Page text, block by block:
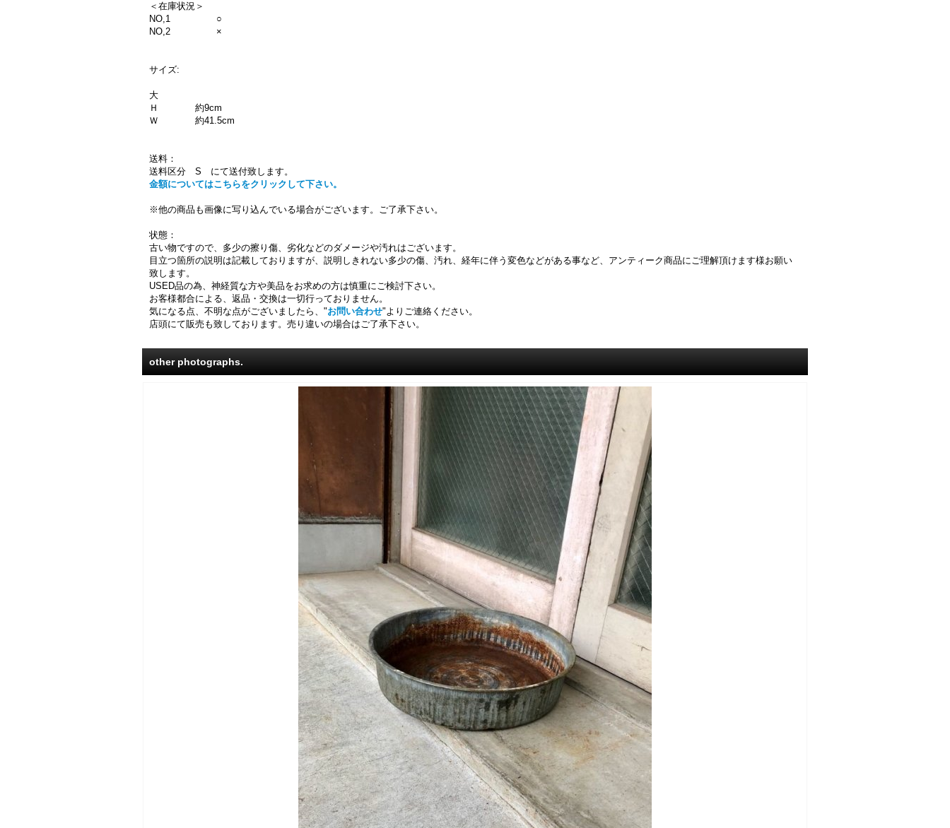
＜在庫状況＞
NO,1 ○
NO,2 ×
サイズ:
大
Ｈ 約9cm
Ｗ 約41.5cm
送料：
送料区分 S にて送付致します。
金額についてはこちらをクリックして下さい。
※他の商品も画像に写り込んでいる場合がございます。ご了承下さい。
状態：
古い物ですので、多少の擦り傷、劣化などのダメージや汚れはございます。
目立つ箇所の説明は記載しておりますが、説明しきれない多少の傷、汚れ、経年に伴う変色などがある事など、アンティーク商品にご理解頂けます様お願い
致します。
USED品の為、神経質な方や美品をお求めの方は慎重にご検討下さい。
お客様都合による、返品・交換は一切行っておりません。
気になる点、不明な点がございましたら、"お問い合わせ"よりご連絡ください。
店頭にて販売も致しております。売り違いの場合はご了承下さい。
other photographs.